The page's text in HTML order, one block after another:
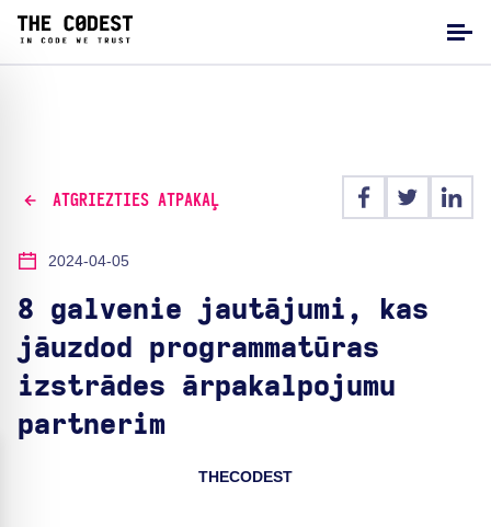
ATGRIEZTIES ATPAKAĻ
2024-04-05
8 galvenie jautājumi, kas
jāuzdod programmatūras
izstrādes ārpakalpojumu
partnerim
THECODEST